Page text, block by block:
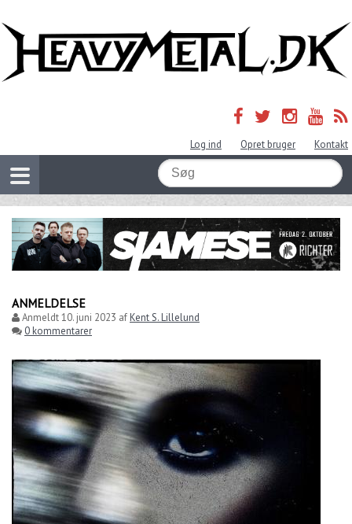
Log ind Opret bruger Kontakt
ANMELDELSE
Anmeldt10. juni 2023 afKent S. Lillelund
0 kommentarer